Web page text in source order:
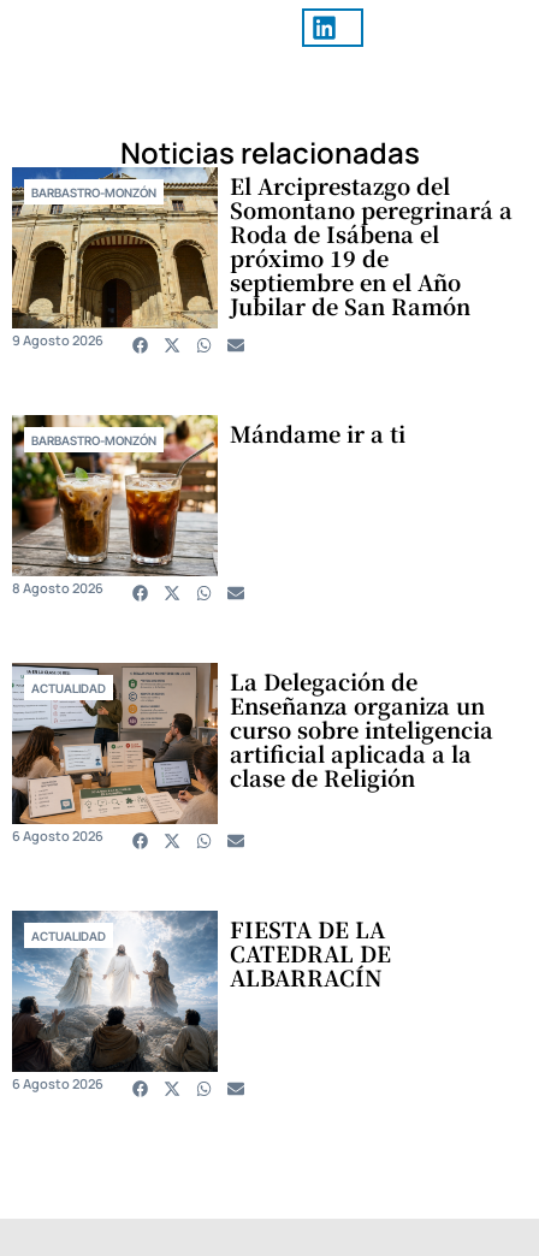
Noticias relacionadas
BARBASTRO-MONZÓN El Arciprestazgo del
Somontano peregrinará a
Roda de Isábena el
próximo 19 de
septiembre en el Año
Jubilar de San Ramón
9 Agosto 2026
BARBASTRO-MONZÓN Mándame ir a ti
8 Agosto 2026
ACTUALIDAD La Delegación de
Enseñanza organiza un
curso sobre inteligencia
artificial aplicada a la
clase de Religión
6 Agosto 2026
ACTUALIDAD FIESTA DE LA
CATEDRAL DE
ALBARRACÍN
6 Agosto 2026